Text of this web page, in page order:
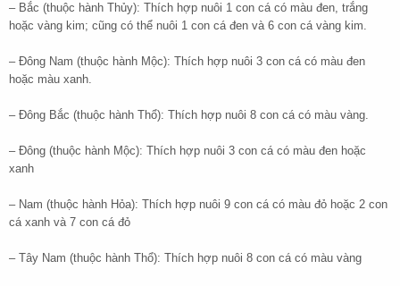
– Bắc (thuộc hành Thủy): Thích hợp nuôi 1 con cá có màu đen, trắng
hoặc vàng kim; cũng có thể nuôi 1 con cá đen và 6 con cá vàng kim.
– Đông Nam (thuộc hành Mộc): Thích hợp nuôi 3 con cá có màu đen
hoặc màu xanh.
– Đông Bắc (thuộc hành Thổ): Thích hợp nuôi 8 con cá có màu vàng.
– Đông (thuộc hành Mộc): Thích hợp nuôi 3 con cá có màu đen hoặc
xanh
– Nam (thuộc hành Hỏa): Thích hợp nuôi 9 con cá có màu đỏ hoặc 2 con
cá xanh và 7 con cá đỏ
– Tây Nam (thuộc hành Thổ): Thích hợp nuôi 8 con cá có màu vàng